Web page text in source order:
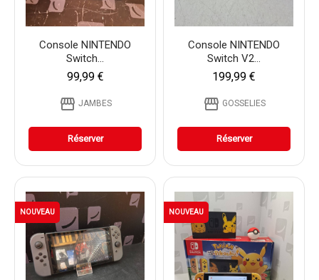
Console NINTENDO
Switch...
99,99 €
storefront JAMBES
Réserver
Console NINTENDO
Switch V2...
199,99 €
storefront GOSSELIES
Réserver
NOUVEAU NOUVEAU